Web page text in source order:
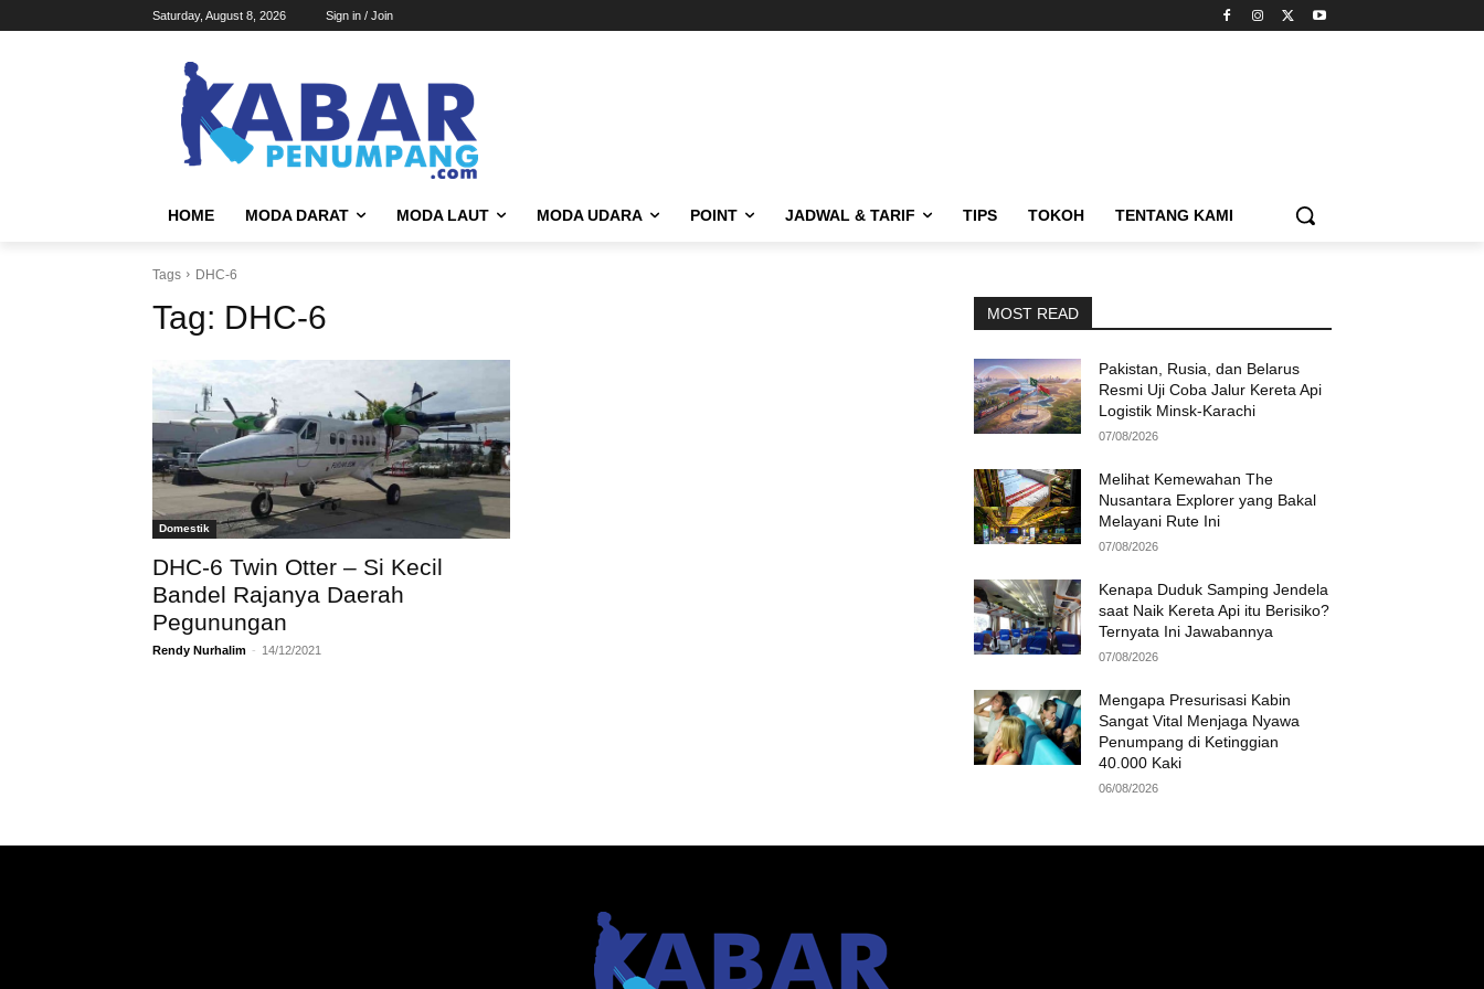
Saturday, August 8, 2026 Sign in / Join
HOME MODA DARAT MODA LAUT MODA UDARA POINT JADWAL & TARIF TIPS TOKOH TENTANG KAMI
Tags DHC-6
Tag: DHC-6
Domestik
DHC-6 Twin Otter – Si Kecil
Bandel Rajanya Daerah
Pegunungan
Rendy Nurhalim - 14/12/2021
MOST READ
Pakistan, Rusia, dan Belarus
Resmi Uji Coba Jalur Kereta Api
Logistik Minsk-Karachi
07/08/2026
Melihat Kemewahan The
Nusantara Explorer yang Bakal
Melayani Rute Ini
07/08/2026
Kenapa Duduk Samping Jendela
saat Naik Kereta Api itu Berisiko?
Ternyata Ini Jawabannya
07/08/2026
Mengapa Presurisasi Kabin
Sangat Vital Menjaga Nyawa
Penumpang di Ketinggian
40.000 Kaki
06/08/2026